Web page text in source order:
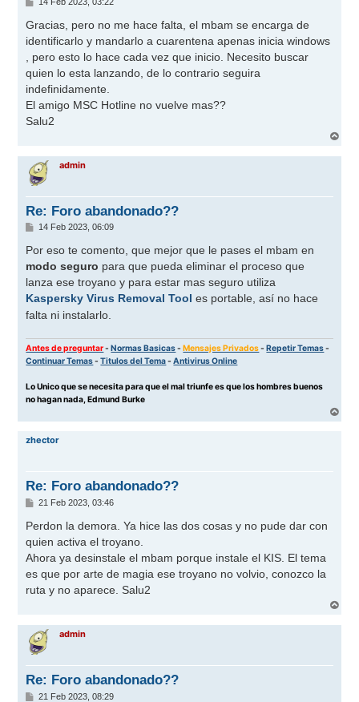
n
s
a
e
Gracias, pero no me hace falta, el mbam se encarga de
identificarlo y mandarlo a cuarentena apenas inicia windows
, pero esto lo hace cada vez que inicio. Necesito buscar
quien lo esta lanzando, de lo contrario seguira
indefinidamente.
El amigo MSC Hotline no vuelve mas??
Salu2
r
admin
Re: Foro abandonado??
M
n
a
j
e
14 Feb 2023, 06:09
Por eso te comento, que mejor que le pases el mbam en
modo seguro para que pueda eliminar el proceso que
lanza ese troyano y para estar mas seguro utiliza
Kaspersky Virus Removal Tool es portable, así no hace
falta ni instalarlo.
Antes de preguntar-Normas Basicas-Mensajes Privados-Repetir Temas-
Continuar Temas-Titulos del Tema-Antivirus Online
Lo Unico que se necesita para que el mal triunfe es que los hombres buenos
no hagan nada, Edmund Burke
r
zhector
Re: Foro abandonado??
M
n
a
j
e
21 Feb 2023, 03:46
Perdon la demora. Ya hice las dos cosas y no pude dar con
quien activa el troyano.
Ahora ya desinstale el mbam porque instale el KIS. El tema
es que por arte de magia ese troyano no volvio, conozco la
ruta y no aparece. Salu2
r
admin
Re: Foro abandonado??
M
21 Feb 2023, 08:29